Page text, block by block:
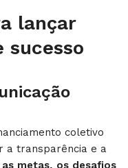
lançar
sucesso
coletivo
a transparência e a
metas, os desafios